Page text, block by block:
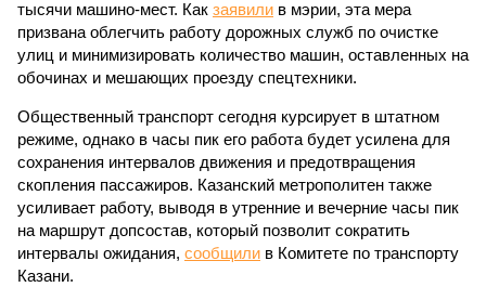
тысячи машино-мест. Как заявили в мэрии, эта мера
призвана облегчить работу дорожных служб по очистке
улиц и минимизировать количество машин, оставленных на
обочинах и мешающих проезду спецтехники.
Общественный транспорт сегодня курсирует в штатном
режиме, однако в часы пик его работа будет усилена для
сохранения интервалов движения и предотвращения
скопления пассажиров. Казанский метрополитен также
усиливает работу, выводя в утренние и вечерние часы пик
на маршрут допсостав, который позволит сократить
интервалы ожидания, сообщили в Комитете по транспорту
Казани.